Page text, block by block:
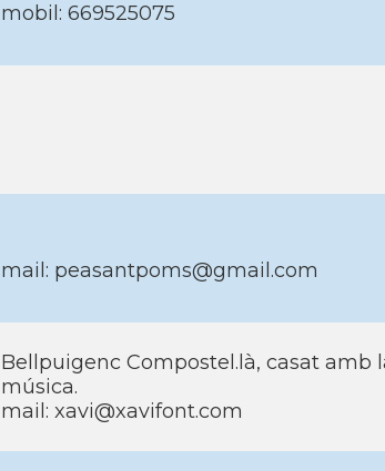
mobil: 669525075
mail: peasantpoms@gmail.com
Bellpuigenc Compostel.là, casat amb
música.
mail: xavi@xavifont.com